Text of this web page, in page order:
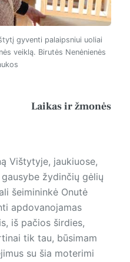
gyventi palaipsniui uoliai
veiklą. Birutės Nenėnienės
Laikas ir žmonės
Vištytyje, jaukiuose,
žydinčių gėlių
šeimininkė Onutė
apdovanojamas
iš pačios širdies,
tik tau, būsimam
su šia moterimi